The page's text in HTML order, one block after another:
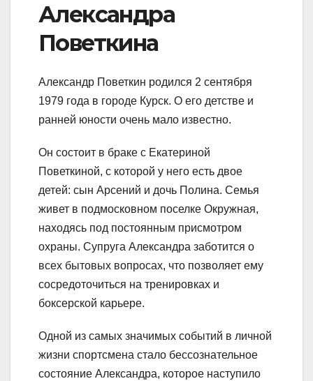
Александра
Поветкина
Александр Поветкин родился 2 сентября
1979 года в городе Курск. О его детстве и
ранней юности очень мало известно.
Он состоит в браке с Екатериной
Поветкиной, с которой у него есть двое
детей: сын Арсений и дочь Полина. Семья
живет в подмосковном поселке Окружная,
находясь под постоянным присмотром
охраны. Супруга Александра заботится о
всех бытовых вопросах, что позволяет ему
сосредоточиться на тренировках и
боксерской карьере.
Одной из самых значимых событий в личной
жизни спортсмена стало бессознательное
состояние Александра, которое наступило